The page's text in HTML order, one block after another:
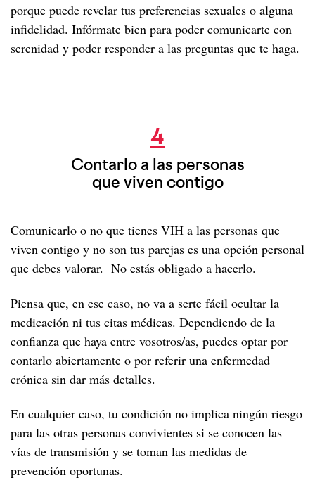
porque puede revelar tus preferencias sexuales o alguna
infidelidad. Infórmate bien para poder comunicarte con
serenidad y poder responder a las preguntas que te haga.
4
Contarlo a las personas
que viven contigo
Comunicarlo o no que tienes VIH a las personas que
viven contigo y no son tus parejas es una opción personal
que debes valorar. No estás obligado a hacerlo.
Piensa que, en ese caso, no va a serte fácil ocultar la
medicación ni tus citas médicas. Dependiendo de la
confianza que haya entre vosotros/as, puedes optar por
contarlo abiertamente o por referir una enfermedad
crónica sin dar más detalles.
En cualquier caso, tu condición no implica ningún riesgo
para las otras personas convivientes si se conocen las
vías de transmisión y se toman las medidas de
prevención oportunas.